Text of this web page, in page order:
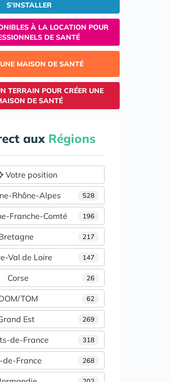
S'INSTALLER
À LA LOCATION POUR
DE SANTÉ
MAISON DE SANTÉ
TERRAIN POUR CRÉER UNE
DE SANTÉ
aux Régions
Votre position
528
Rhône-Alpes
196
Franche-Comté
217
147
Val de Loire
26
Corse
62
TOM
269
Est
318
de-France
268
de-France